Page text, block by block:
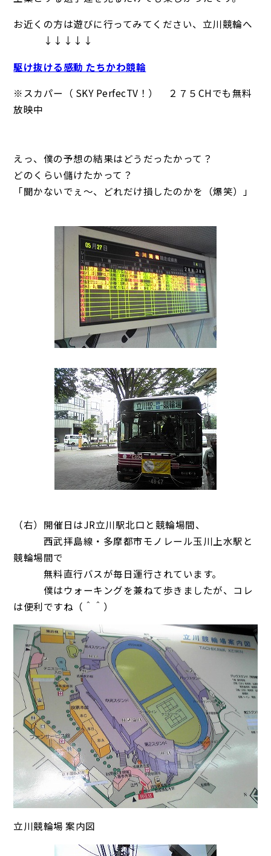
お近くの方は遊びに行ってみてください、立川競輪へ
↓↓↓↓↓
駆け抜ける感動 たちかわ競輪
※スカパー（ SKY PerfecTV！） ２７５CHでも無料
放映中
えっ、僕の予想の結果はどうだったかって？
どのくらい儲けたかって？
「聞かないでぇ～、どれだけ損したのかを（爆笑）」
（右）開催日はJR立川駅北口と競輪場間、
西武拝島線・多摩都市モノレール玉川上水駅と
競輪場間で
無料直行バスが毎日運行されています。
僕はウォーキングを兼ねて歩きましたが、コレ
は便利ですね（＾＾）
立川競輪場 案内図